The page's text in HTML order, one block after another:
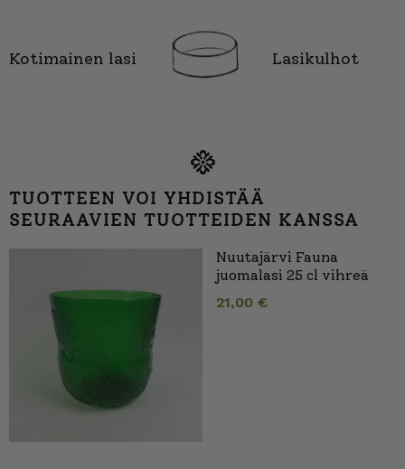
Kotimainen lasi Lasikulhot
TUOTTEEN VOI YHDISTÄÄ
SEURAAVIEN TUOTTEIDEN KANSSA
Nuutajärvi Fauna
juomalasi 25 cl vihreä
21,00 €